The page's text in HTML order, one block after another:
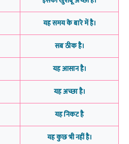
यह समय के बारे में है।
सब ठीक है।
यह आसान है।
यह अच्छा है।
यह निकट है
यह कुछ भी नहीं है।